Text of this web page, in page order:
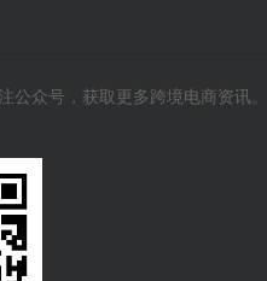
公众号，获取更多跨境电商资讯。